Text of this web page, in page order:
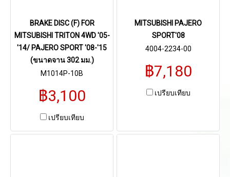
BRAKE DISC (F) FOR
MITSUBISHI TRITON 4WD '05-
'14/ PAJERO SPORT '08-'15
(ขนาดจาน 302 มม.)
M1014P-10B
฿3,100
เปรียบเทียบ
MITSUBISHI PAJERO
SPORT'08
4004-2234-00
฿7,180
เปรียบเทียบ